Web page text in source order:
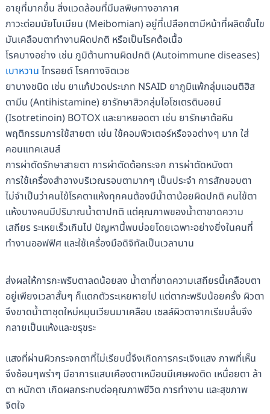
อายุที่มากขึ้น สิ่งแวดล้อมที่มีมลพิษทางอากาศ
ภาวะต่อมมัยโบเมียน (Meibomian) อยู่ที่เปลือกตามีหน้าที่ผลิตชั้นไข
มันเคลือบตาทำงานผิดปกติ หรือเป็นโรคต้อเนื้อ
โรคบางอย่าง เช่น ภูมิต้านทานผิดปกติ (Autoimmune diseases)
เบาหวาน ไทรอยด์ โรคทางจิตเวช
ยาบางชนิด เช่น ยาแก้ปวดประเภท NSAID ยาภูมิแพ้กลุ่มแอนติฮิส
ตามีน (Antihistamine) ยารักษาสิวกลุ่มไอโซเตรตินอยน์
(Isotretinoin) BOTOX และยาหยอดตา เช่น ยารักษาต้อหิน
พฤติกรรมการใช้สายตา เช่น ใช้คอมพิวเตอร์หรือจอต่างๆ มาก ใส่
คอนแทคเลนส์
การผ่าตัดรักษาสายตา การผ่าตัดต้อกระจก การผ่าตัดหนังตา
การใช้เครื่องสำอางบริเวณรอบตามากๆ เป็นประจำ การสักขอบตา
ไม่จำเป็นว่าคนไข้โรคตาแห้งทุกคนต้องมีน้ำตาน้อยผิดปกติ คนไข้ตา
แห้งบางคนมีปริมาณน้ำตาปกติ แต่คุณภาพของน้ำตาขาดความ
เสถียร ระเหยเร็วเกินไป ปัญหานี้พบบ่อยโดยเฉพาะอย่างยิ่งในคนที่
ทำงานออฟฟิศ และใช้เครื่องมือดิจิทัลเป็นเวลานาน
ส่งผลให้การกะพริบตาลดน้อยลง น้ำตาที่ขาดความเสถียรนี้เคลือบตา
อยู่เพียงเวลาสั้นๆ ก็แตกตัวระเหยหายไป แต่ตากะพริบน้อยครั้ง ผิวตา
จึงขาดน้ำตาชุดใหม่หมุนเวียนมาเคลือบ เซลล์ผิวตาจากเรียบลื่นจึง
กลายเป็นแห้งและขรุขระ
แสงที่ผ่านผิวกระจกตาที่ไม่เรียบนี้จึงเกิดการกระเจิงแสง ภาพที่เห็น
จึงซ้อนๆพร่าๆ มีอาการแสบเคืองตาเหมือนมีเศษผงติด เหนื่อยตา ล้า
ตา หนักตา เกิดผลกระทบต่อคุณภาพชีวิต การทำงาน และสุขภาพ
จิตใจ